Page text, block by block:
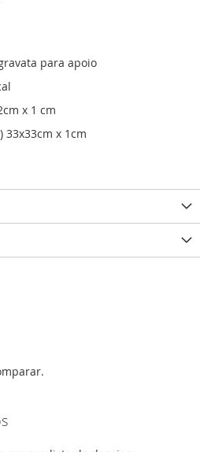
para apoio
x 1 cm
33x33cm x 1cm